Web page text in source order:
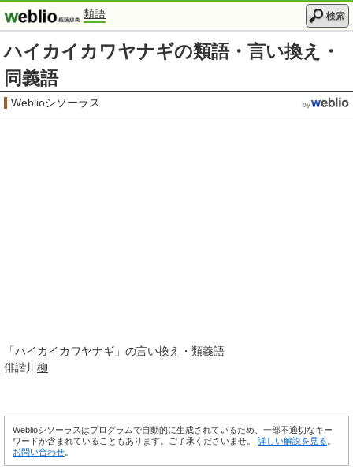
類語 検索
ハイカイカワヤナギの類語・言い換え・
同義語
Weblioシソーラス
「ハイカイカワヤナギ 」の言い換え・類義語
俳諧川 柳
Weblioシソーラスはプログラムで自動的に生成されているため、一部不適切なキー
ワードが含まれていることもあります。ご了承くださいませ。 詳しい解説を見る
お問い合わせ